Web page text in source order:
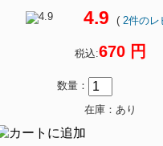
4.9 ( 2件のレ
税込:670 円
数量：
在庫：あり